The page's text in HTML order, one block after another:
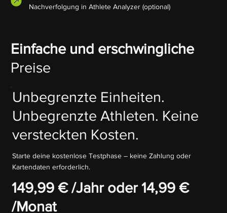
Nachverfolgung in Athlete Analyzer (optional)
Einfache und erschwingliche
Preise
Unbegrenzte Einheiten.
Unbegrenzte Athleten. Keine
versteckten Kosten.
Starte deine kostenlose Testphase – keine Zahlung oder
Kartendaten erforderlich.
149,99 € /Jahr oder 14,99 €
/Monat